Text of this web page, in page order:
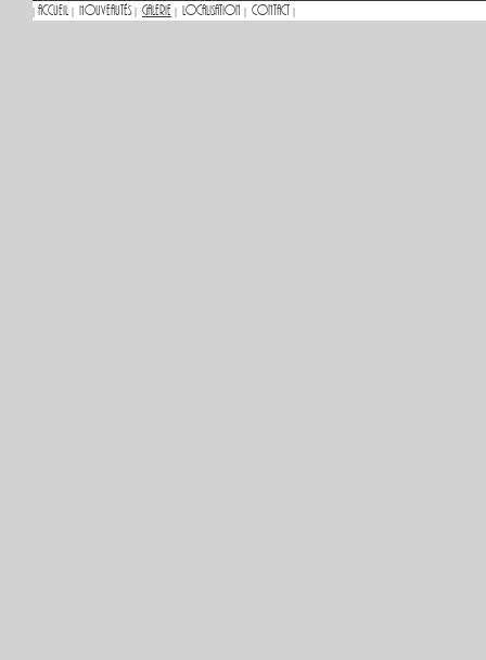
| Accueil | Nouveautés| Galerie | Localisation | Contact |